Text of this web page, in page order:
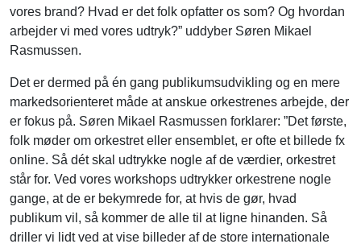
vores brand? Hvad er det folk opfatter os som? Og hvordan
arbejder vi med vores udtryk?” uddyber Søren Mikael
Rasmussen.
Det er dermed på én gang publikumsudvikling og en mere
markedsorienteret måde at anskue orkestrenes arbejde, der
er fokus på. Søren Mikael Rasmussen forklarer: ”Det første,
folk møder om orkestret eller ensemblet, er ofte et billede fx
online. Så dét skal udtrykke nogle af de værdier, orkestret
står for. Ved vores workshops udtrykker orkestrene nogle
gange, at de er bekymrede for, at hvis de gør, hvad
publikum vil, så kommer de alle til at ligne hinanden. Så
driller vi lidt ved at vise billeder af de store internationale